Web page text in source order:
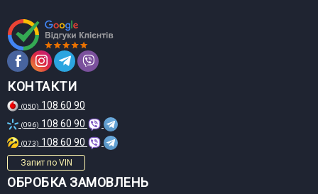
КОНТАКТИ
(050) 108 60 90
(096) 108 60 90
(073) 108 60 90
Запит по VIN
ОБРОБКА ЗАМОВЛЕНЬ